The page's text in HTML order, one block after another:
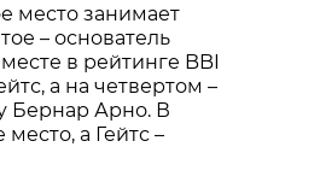
место занимает
– основатель
в рейтинге BBI
а на четвертом –
Бернар Арно. В
а Гейтс –